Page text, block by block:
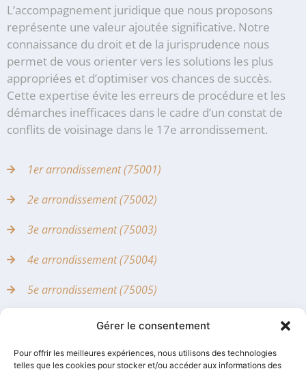
Gérer le consentement
Pour offrir les meilleures expériences, nous utilisons des technologies
telles que les cookies pour stocker et/ou accéder aux informations des
L’accompagnement juridique que nous proposons
représente une valeur ajoutée significative. Notre
connaissance du droit et de la jurisprudence nous
permet de vous orienter vers les solutions les plus
appropriées et d’optimiser vos chances de succès.
Cette expertise évite les erreurs de procédure et les
démarches inefficaces dans le cadre d’un constat de
conflits de voisinage dans le 17e arrondissement.
1er arrondissement (75001)
2e arrondissement (75002)
3e arrondissement (75003)
4e arrondissement (75004)
5e arrondissement (75005)
6e arrondissement (75006)
7e arrondissement (75007)